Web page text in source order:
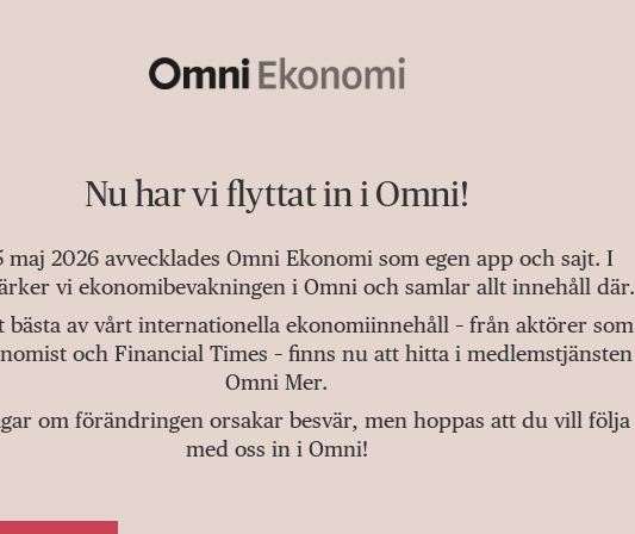
Nu har vi flyttat in i Omni!
maj 2026 avvecklades Omni Ekonomi som egen app och sajt. I
vi ekonomibevakningen i Omni och samlar allt innehåll där.
bästa av vårt internationella ekonomiinnehåll – från aktörer som
och Financial Times – finns nu att hitta i medlemstjänsten
Omni Mer.
om förändringen orsakar besvär, men hoppas att du vill följa
med oss in i Omni!